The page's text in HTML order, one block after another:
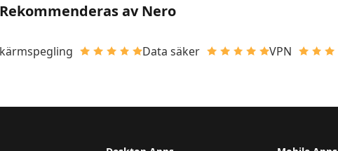
Rekommenderas av Nero
Data säker VPN